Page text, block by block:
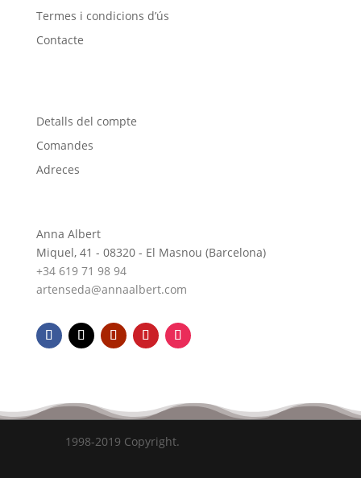
Termes i condicions d’ús
Contacte
Detalls del compte
Comandes
Adreces
Anna Albert
Miquel, 41 - 08320 - El Masnou (Barcelona)
+34 619 71 98 94
artenseda@annaalbert.com
1998-2019 Copyright.